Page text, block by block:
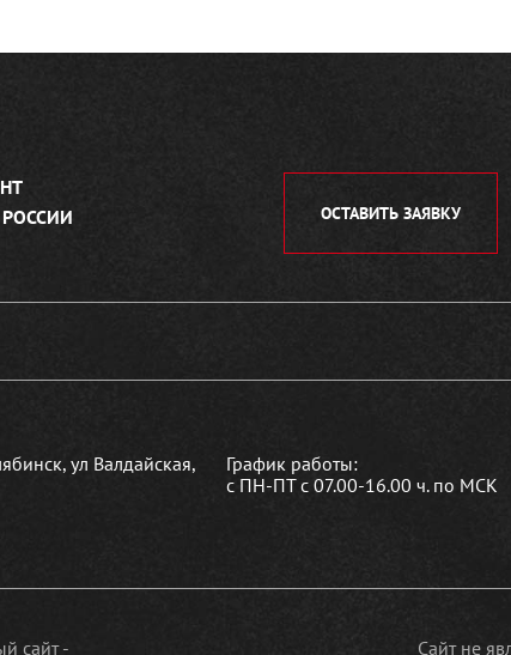
ОСТАВИТЬ ЗАЯВКУ
ул Валдайская,
График работы:
с ПН-ПТ с 07.00-16.00 ч. по МСК
сайт - Сайт не